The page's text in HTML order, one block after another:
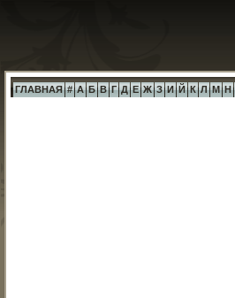
ГЛАВНАЯ # А Б В Г Д Е Ж З И Й К Л М Н